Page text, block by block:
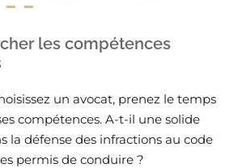
les compétences
un avocat, prenez le temps
compétences. A-t-il une solide
la défense des infractions au code
permis de conduire ?